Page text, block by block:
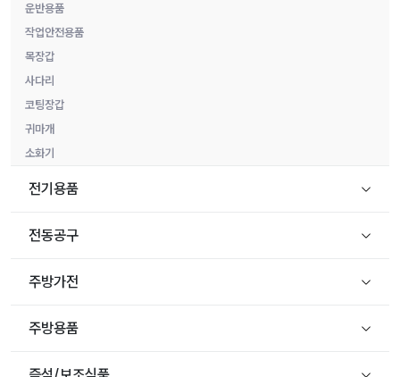
운반용품
작업안전용품
목장갑
사다리
코팅장갑
귀마개
소화기
전기용품
전동공구
주방가전
주방용품